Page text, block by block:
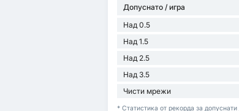
Допуснато / игра
Над 0.5
Над 1.5
Над 2.5
Над 3.5
Чисти мрежи
* Статистика от рекорда за